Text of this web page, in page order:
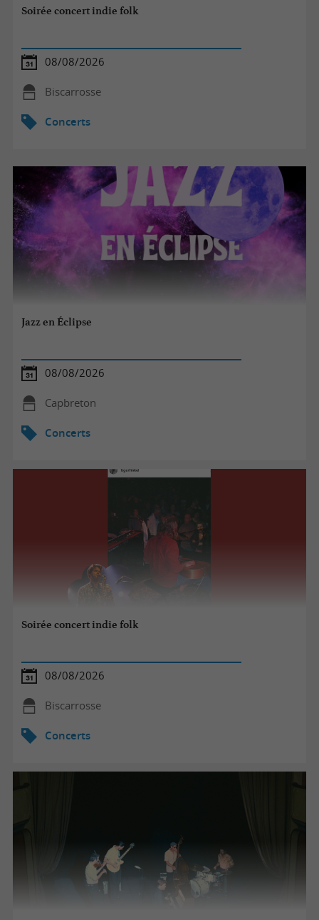
Soirée concert indie folk
08/08/2026
Biscarrosse
Concerts
Jazz en Éclipse
08/08/2026
Capbreton
Concerts
Soirée concert indie folk
08/08/2026
Biscarrosse
Concerts